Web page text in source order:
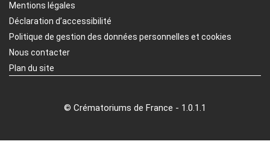
Mentions légales
Déclaration d’accessibilité
Politique de gestion des données personnelles et cookies
Nous contacter
Plan du site
© Crématoriums de France - 1.0.1.1